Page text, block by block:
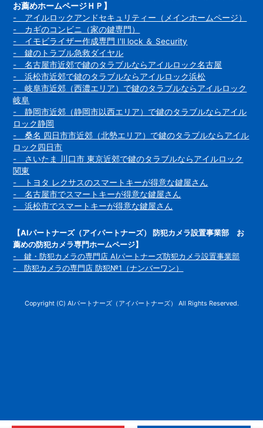
お薦めホームページＨＰ】
- アイルロックアンドセキュリティー（メインホームページ）
- カギのコンビニ（家の鍵専門）
- イモビライザー作成専門 I'll lock ＆ Security
- 鍵のトラブル急救ダイヤル
- 名古屋市近郊で鍵のタラブルならアイルロック名古屋
- 浜松市近郊で鍵のタラブルならアイルロック浜松
- 岐阜市近郊（西濃エリア）で鍵のタラブルならアイルロック
岐阜
- 静岡市近郊（静岡市以西エリア）で鍵のタラブルならアイル
ロック静岡
- 桑名 四日市市近郊（北勢エリア）で鍵のタラブルならアイル
ロック四日市
- さいたま 川口市 東京近郊で鍵のタラブルならアイルロック
関東
- トヨタ レクサスのスマートキーが得意な鍵屋さん
- 名古屋市でスマートキーが得意な鍵屋さん
- 浜松市でスマートキーが得意な鍵屋さん
【AIパートナーズ（アイパートナーズ） 防犯カメラ設置事業部 お
薦めの防犯カメラ専門ホームページ】
- 鍵・防犯カメラの専門店 AIパートナーズ防犯カメラ設置事業部
- 防犯カメラの専門店 防犯№1（ナンバーワン）
Copyright (C) AIパートナーズ（アイパートナーズ） All Rights Reserved.